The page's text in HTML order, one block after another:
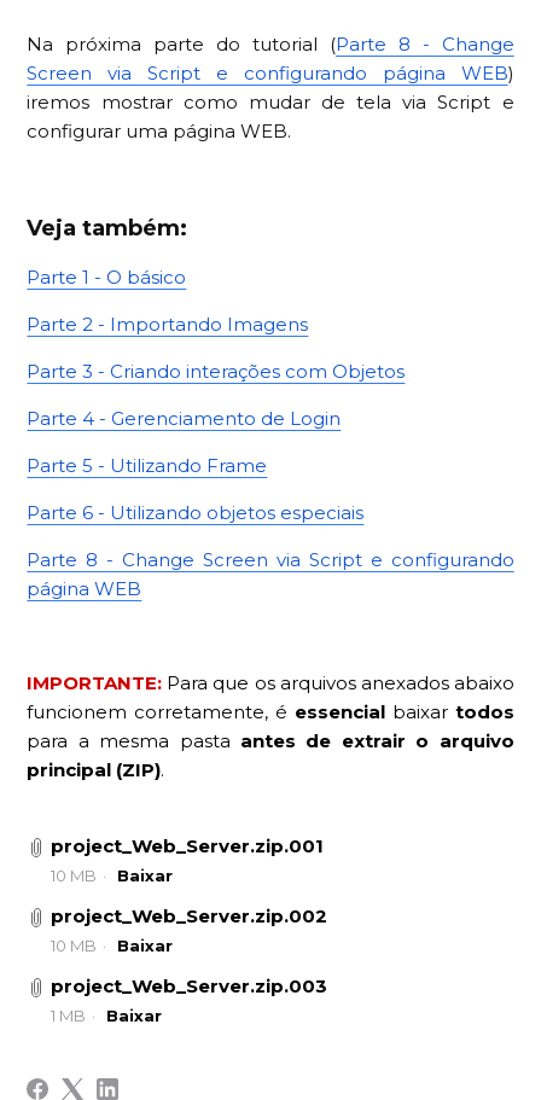
Na próxima parte do tutorial (Parte 8 - Change
Screen via Script e configurando página WEB)
iremos mostrar como mudar de tela via Script e
configurar uma página WEB.
Veja também:
Parte 1 - O básico
Parte 2 - Importando Imagens
Parte 3 - Criando interações com Objetos
Parte 4 - Gerenciamento de Login
Parte 5 - Utilizando Frame
Parte 6 - Utilizando objetos especiais
Parte 8 - Change Screen via Script e configurando
página WEB
IMPORTANTE: Para que os arquivos anexados abaixo
funcionem corretamente, é essencialbaixar todos
para a mesma pasta antes de extrair o arquivo
principal (ZIP).
project_Web_Server.zip.001
10 MB Baixar
project_Web_Server.zip.002
10 MB Baixar
project_Web_Server.zip.003
1 MB Baixar